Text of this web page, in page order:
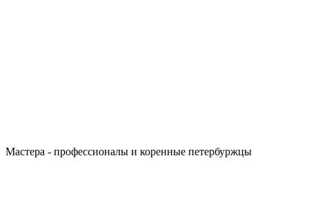
Мастера - профессионалы и коренные петербуржцы